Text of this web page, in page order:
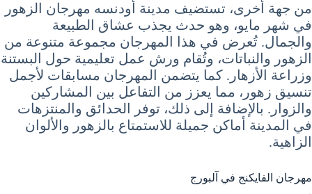
من جهة أخرى، تستضيف مدينة أودنسه مهرجان الزهور
في شهر مايو، وهو حدث يجذب عشاق الطبيعة
والجمال. تُعرض في هذا المهرجان مجموعة متنوعة من
الزهور والنباتات، وتُقام ورش عمل تعليمية حول البستنة
وزراعة الأزهار. كما يتضمن المهرجان مسابقات لأجمل
تنسيق زهور، مما يعزز من التفاعل بين المشاركين
والزوار. بالإضافة إلى ذلك، توفر الحدائق والمنتزهات
في المدينة أماكن جميلة للاستمتاع بالزهور والألوان
الزاهية.
مهرجان الفايكنج في آلبورج